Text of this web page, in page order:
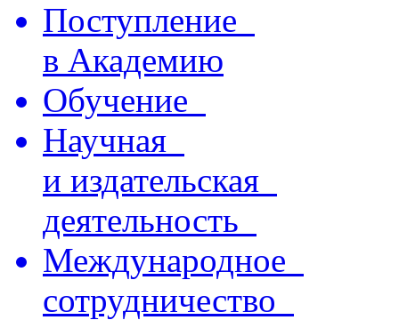
Поступление
в Академию
Обучение
Научная
и издательская
деятельность
Международное
сотрудничество